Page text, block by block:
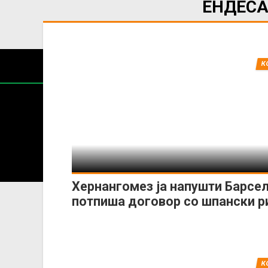
Хернангомез ја напушти
потпиша договор со шпански
За секоја форма на распространување,